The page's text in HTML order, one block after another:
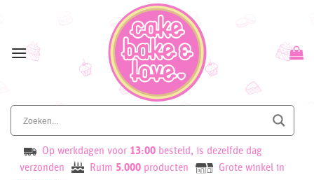
content
Op werkdagen voor 13:00 besteld, is dezelfde dag
verzonden
Ruim 5.000 producten
Grote winkel in